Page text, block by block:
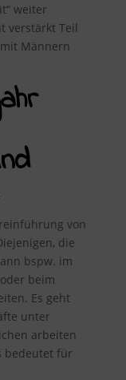
weiter
verstärkt Teil
Männern
von
die
bspw. im
beim
Es geht
unter
arbeiten
bedeutet für